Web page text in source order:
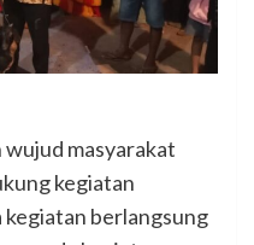
wujud masyarakat
kegiatan
kegiatan berlangsung